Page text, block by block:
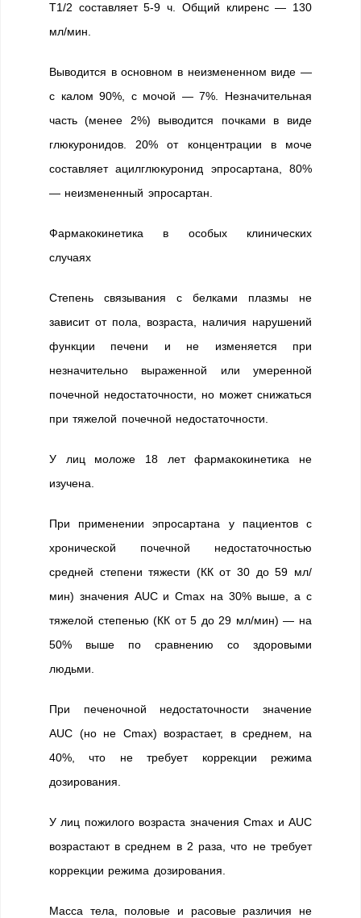
T1/2 составляет 5-9 ч. Общий клиренс — 130
мл/мин.
Выводится в основном в неизмененном виде —
с калом 90%, с мочой — 7%. Незначительная
часть (менее 2%) выводится почками в виде
глюкуронидов. 20% от концентрации в моче
составляет ацилглюкуронид эпросартана, 80%
— неизмененный эпросартан.
Фармакокинетика в особых клинических
случаях
Степень связывания с белками плазмы не
зависит от пола, возраста, наличия нарушений
функции печени и не изменяется при
незначительно выраженной или умеренной
почечной недостаточности, но может снижаться
при тяжелой почечной недостаточности.
У лиц моложе 18 лет фармакокинетика не
изучена.
При применении эпросартана у пациентов с
хронической почечной недостаточностью
средней степени тяжести (КК от 30 до 59 мл/
мин) значения AUC и Сmax на 30% выше, а с
тяжелой степенью (КК от 5 до 29 мл/мин) — на
50% выше по сравнению со здоровыми
людьми.
При печеночной недостаточности значение
AUC (но не Сmax) возрастает, в среднем, на
40%, что не требует коррекции режима
дозирования.
У лиц пожилого возраста значения Сmax и AUC
возрастают в среднем в 2 раза, что не требует
коррекции режима дозирования.
Масса тела, половые и расовые различия не